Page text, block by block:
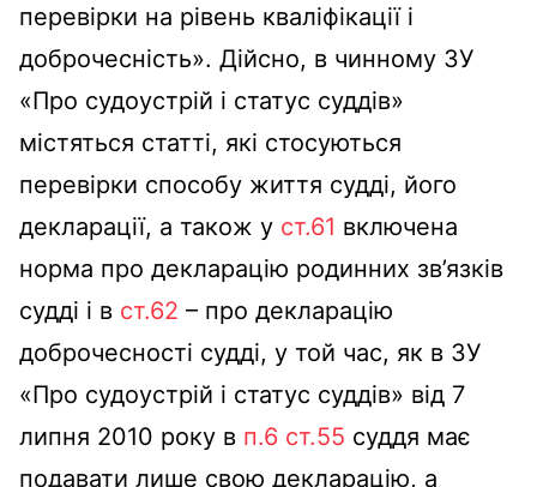
перевірки на рівень кваліфікації і
доброчесність». Дійсно, в чинному ЗУ
«Про судоустрій і статус суддів»
містяться статті, які стосуються
перевірки способу життя судді, його
декларації, а також у ст.61 включена
норма про декларацію родинних зв’язків
судді і в ст.62 – про декларацію
доброчесності судді, у той час, як в ЗУ
«Про судоустрій і статус суддів» від 7
липня 2010 року в п.6 ст.55 суддя має
подавати лише свою декларацію, а